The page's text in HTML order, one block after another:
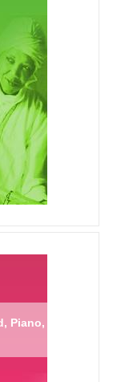
Piano,